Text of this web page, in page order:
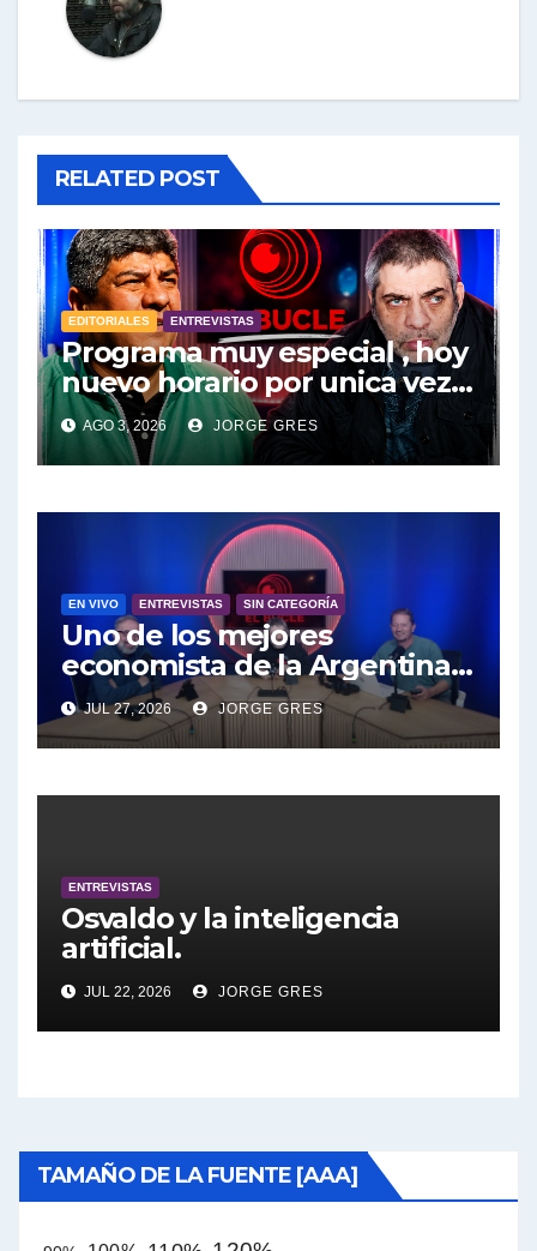
RELATED POST
EDITORIALES ENTREVISTAS
Programa muy especial , hoy
nuevo horario por unica vez .
Pablo Moyano en vivo sobran
las palabras, te esperamos
en el Bucle 10:30 3/8/2026
AGO 3, 2026 JORGE GRES
EN VIVO ENTREVISTAS SIN CATEGORÍA
Uno de los mejores
economista de la Argentina
engalana a el Bucle; Gustavo
Marangoni en vivo hoy
27/7/2026 a las 16:30, no te lo
JUL 27, 2026 JORGE GRES
ENTREVISTAS
Osvaldo y la inteligencia
artificial.
JUL 22, 2026 JORGE GRES
TAMAÑO DE LA FUENTE [AAA]